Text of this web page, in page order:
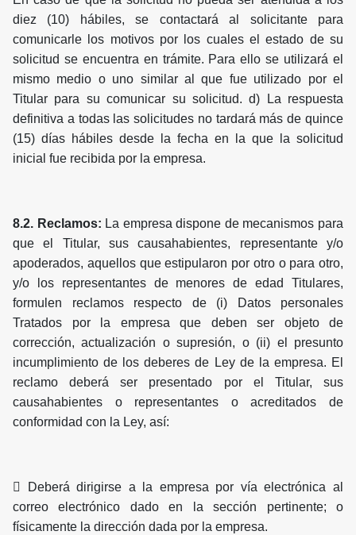
diez (10) hábiles, se contactará al solicitante para
comunicarle los motivos por los cuales el estado de su
solicitud se encuentra en trámite. Para ello se utilizará el
mismo medio o uno similar al que fue utilizado por el
Titular para su comunicar su solicitud. d) La respuesta
definitiva a todas las solicitudes no tardará más de quince
(15) días hábiles desde la fecha en la que la solicitud
inicial fue recibida por la empresa.
8.2. Reclamos: La empresa dispone de mecanismos para
que el Titular, sus causahabientes, representante y/o
apoderados, aquellos que estipularon por otro o para otro,
y/o los representantes de menores de edad Titulares,
formulen reclamos respecto de (i) Datos personales
Tratados por la empresa que deben ser objeto de
corrección, actualización o supresión, o (ii) el presunto
incumplimiento de los deberes de Ley de la empresa. El
reclamo deberá ser presentado por el Titular, sus
causahabientes o representantes o acreditados de
conformidad con la Ley, así:
 Deberá dirigirse a la empresa por vía electrónica al
correo electrónico dado en la sección pertinente; o
físicamente la dirección dada por la empresa.